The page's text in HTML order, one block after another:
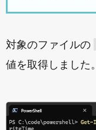
対象のファイルの
値を取得しました。